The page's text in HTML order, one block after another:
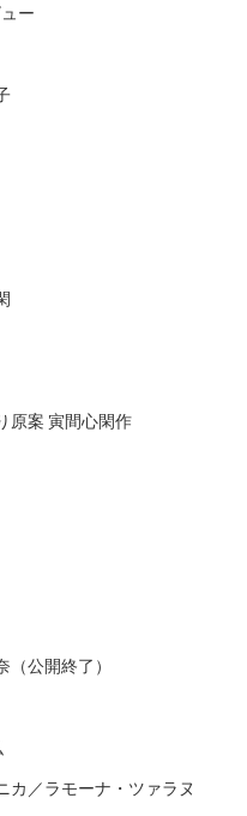
ー
案 寅間心閑作
公開終了）
／ラモーナ・ツァラヌ